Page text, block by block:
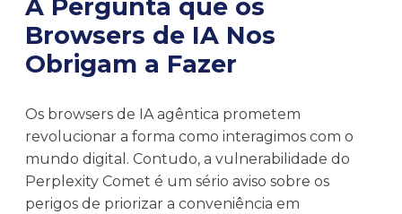
A Pergunta que os
Browsers de IA Nos
Obrigam a Fazer
Os browsers de IA agêntica prometem
revolucionar a forma como interagimos com o
mundo digital. Contudo, a vulnerabilidade do
Perplexity Comet é um sério aviso sobre os
perigos de priorizar a conveniência em